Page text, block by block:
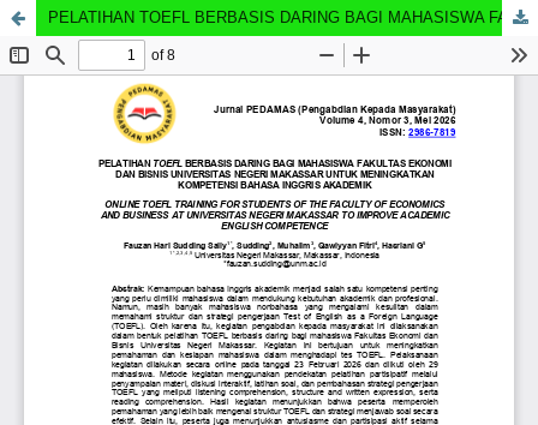
PELATIHAN TOEFL BERBASIS DARING BAGI MAHASISWA FAKULTAS EKONOMI DAN BISNIS UNIVERSITAS NEGERI MAKASSAR UNTUK MENINGKATKAN KOMPETENSI BAHASA INGGRIS AKADEMIK